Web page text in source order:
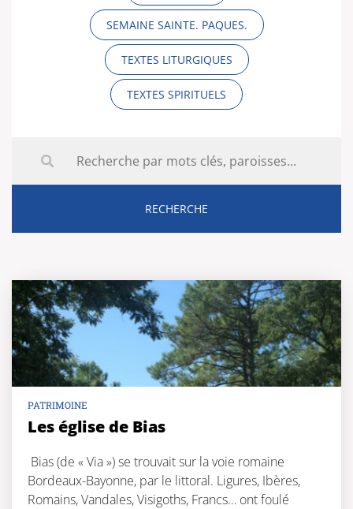
SEMAINE SAINTE. PAQUES.
TEXTES LITURGIQUES
TEXTES SPIRITUELS
PATRIMOINE
Les église de Bias
Bias (de « Via ») se trouvait sur la voie romaine
Bordeaux-Bayonne, par le littoral. Ligures, Ibères,
Romains, Vandales, Visigoths, Francs… ont foulé